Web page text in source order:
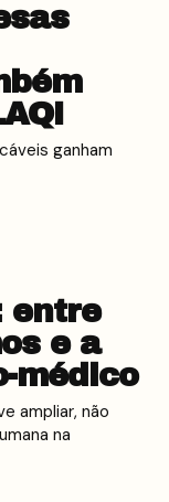
ganham
entre
e a
médico
ampliar, não
na